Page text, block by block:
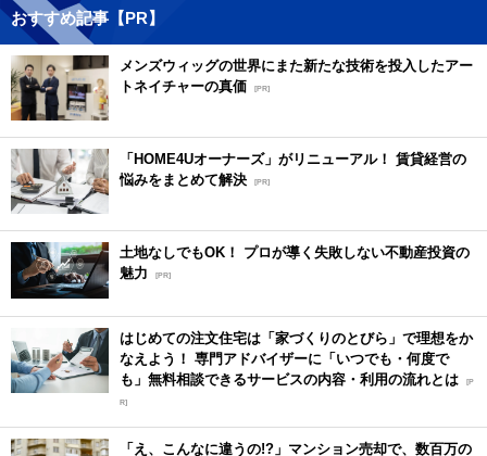
おすすめ記事【PR】
メンズウィッグの世界にまた新たな技術を投入したアー
トネイチャーの真価 [PR]
「HOME4Uオーナーズ」がリニューアル！ 賃貸経営の
悩みをまとめて解決 [PR]
土地なしでもOK！ プロが導く失敗しない不動産投資の
魅力
[PR]
はじめての注文住宅は「家づくりのとびら」で理想をか
なえよう！ 専門アドバイザーに「いつでも・何度で
も」無料相談できるサービスの内容・利用の流れとは [P
R]
「え、こんなに違うの!?」マンション売却で、数百万の